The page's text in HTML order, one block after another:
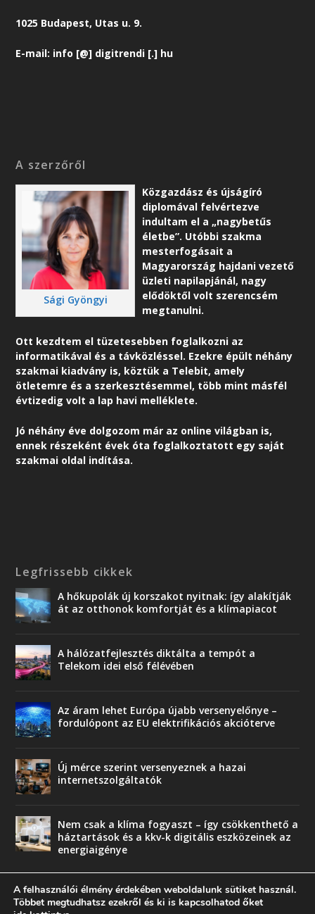
1025 Budapest, Utas u. 9.
E-mail: info [@] digitrendi [.] hu
A szerzőről
Sági Gyöngyi
Közgazdász és újságíró
diplomával felvértezve
indultam el a „nagybetűs
életbe”. Utóbbi szakma
mesterfogásait a
Magyarország hajdani vezető
üzleti napilapjánál, nagy
elődöktől volt szerencsém
megtanulni.
Ott kezdtem el tüzetesebben foglalkozni az
informatikával és a távközléssel. Ezekre épült néhány
szakmai kiadvány is, köztük a Telebit, amely
ötletemre és a szerkesztésemmel, több mint másfél
évtizedig volt a lap havi melléklete.
Jó néhány éve dolgozom már az online világban is,
ennek részeként évek óta foglalkoztatott egy saját
szakmai oldal indítása.
Legfrissebb cikkek
A hőkupolák új korszakot nyitnak: így alakítják
át az otthonok komfortját és a klímapiacot
A hálózatfejlesztés diktálta a tempót a
Telekom idei első félévében
Az áram lehet Európa újabb versenyelőnye –
fordulópont az EU elektrifikációs akcióterve
Új mérce szerint versenyeznek a hazai
internetszolgáltatók
Nem csak a klíma fogyaszt – így csökkenthető a
háztartások és a kkv-k digitális eszközeinek az
energiaigénye
A felhasználói élmény érdekében weboldalunk sütiket használ.
Többet megtudhatsz ezekről és ki is kapcsolhatod őket